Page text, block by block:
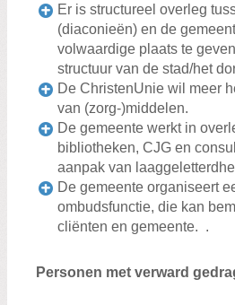
Er is structureel overleg
(diaconieën) en de
volwaardige plaats te
structuur van de stad/het
De ChristenUnie wil meer
van (zorg-)middelen.
De gemeente werkt in
bibliotheken, CJG en
aanpak van
De gemeente organiseert
ombudsfunctie, die kan
cliënten en gemeente. .
Personen met verward